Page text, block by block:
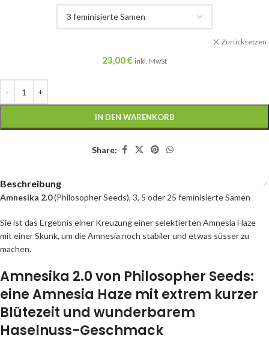
Zurücksetzen
23,00€ inkl. MwSt
IN DEN WARENKORB
Share:
Beschreibung
Amnesika 2.0(Philosopher Seeds), 3, 5 oder 25 feminisierte Samen
Sie ist das Ergebnis einer Kreuzung einer selektierten Amnesia Haze
mit einer Skunk, um die Amnesia noch stabiler und etwas süsser zu
machen.
Amnesika 2.0 von Philosopher Seeds:
eine Amnesia Haze mit extrem kurzer
Blütezeit und wunderbarem
Haselnuss-Geschmack